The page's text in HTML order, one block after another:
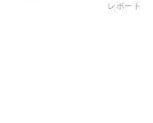
レポート